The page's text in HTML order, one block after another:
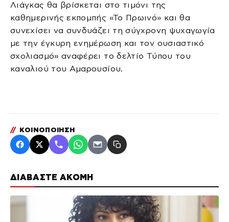
ΔΙΑΒΑΣΤΕ ΑΚΟΜΗ
Λιάγκας θα βρίσκεται στο τιμόνι της
καθημερινής εκπομπής «Το Πρωινό» και θα
συνεχίσει να συνδυάζει τη σύγχρονη ψυχαγωγία
με την έγκυρη ενημέρωση και τον ουσιαστικό
σχολιασμό» αναφέρει το δελτίο Τύπου του
καναλιού του Αμαρουσίου.
// ΚΟΙΝΟΠΟΙΗΣΗ